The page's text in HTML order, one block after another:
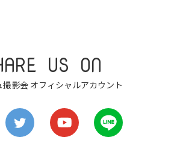
US ON
撮影会 オフィシャルアカウント